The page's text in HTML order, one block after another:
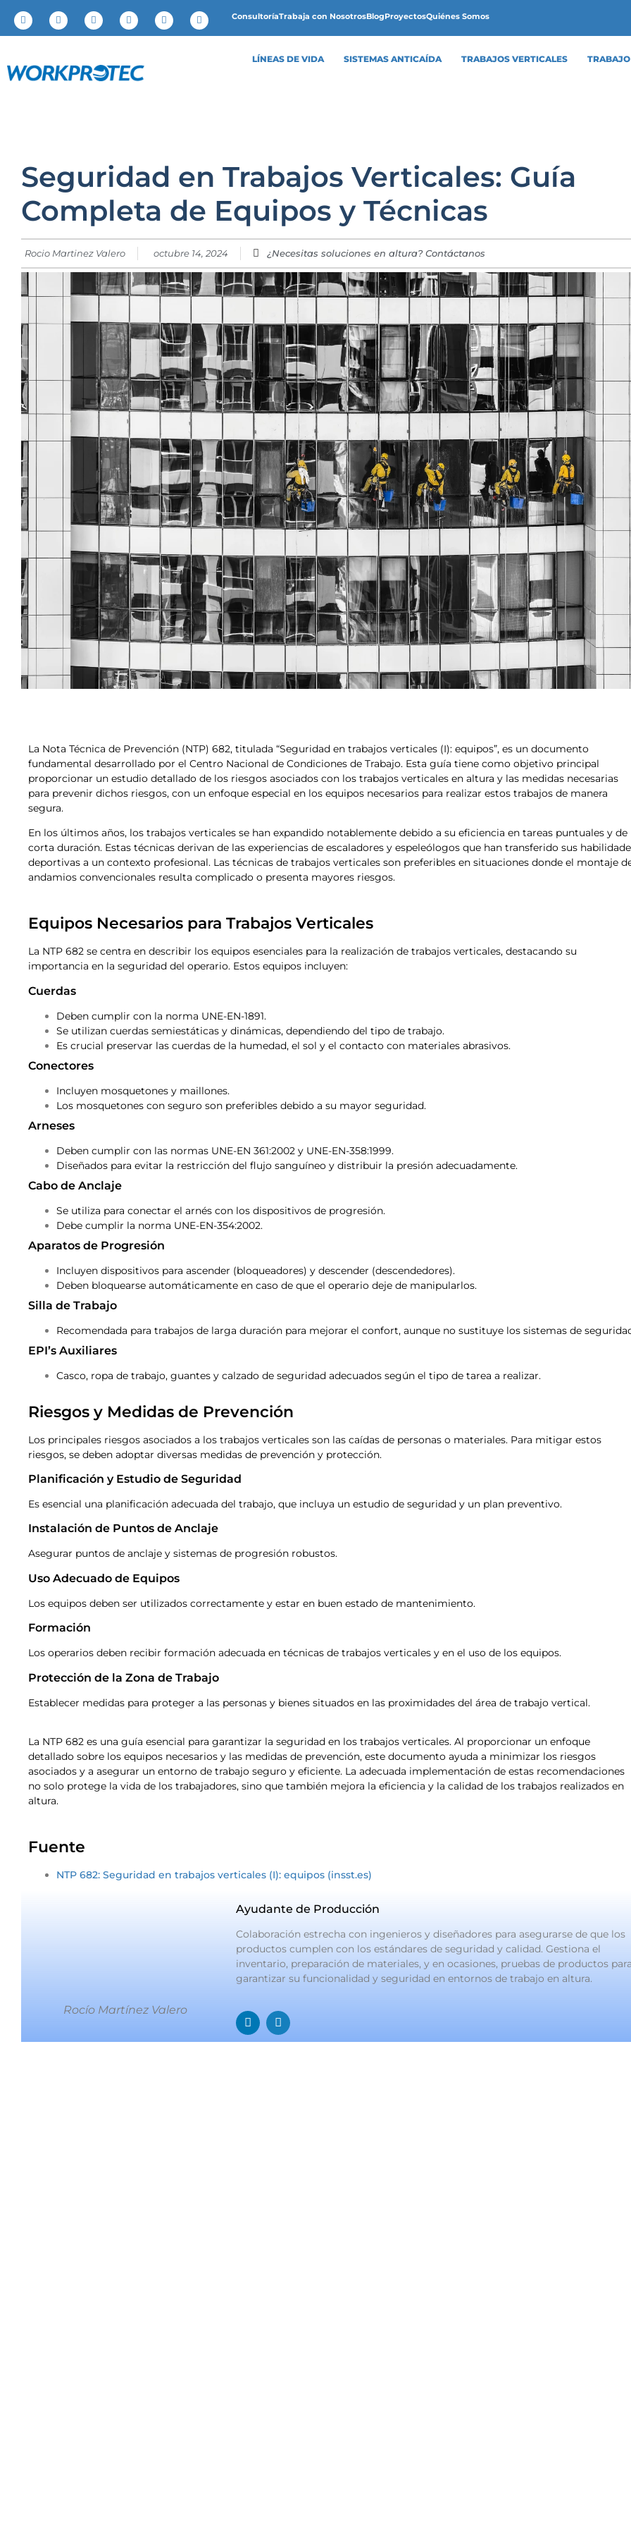
ConsultoríaTrabaja con NosotrosBlogProyectosQuiénes Somos
LÍNEAS DE VIDA SISTEMAS ANTICAÍDA TRABAJOS VERTICALES
Seguridad en Trabajos Verticales: Guía
Completa de Equipos y Técnicas
Rocio Martinez Valero octubre 14, 2024 ¿Necesitas soluciones en altura? Contáctanos
La Nota Técnica de Prevención (NTP) 682, titulada “Seguridad en trabajos verticales (I): equipos”, es un documento
fundamental desarrollado por el Centro Nacional de Condiciones de Trabajo. Esta guía tiene como objetivo principal
proporcionar un estudio detallado de los riesgos asociados con los trabajos verticales en altura y las medidas necesarias
para prevenir dichos riesgos, con un enfoque especial en los equipos necesarios para realizar estos trabajos de manera
segura.
En los últimos años, los trabajos verticales se han expandido notablemente debido a su eficiencia en tareas puntuales y de
corta duración. Estas técnicas derivan de las experiencias de escaladores y espeleólogos que han transferido sus
deportivas a un contexto profesional. Las técnicas de trabajos verticales son preferibles en situaciones donde el montaje
andamios convencionales resulta complicado o presenta mayores riesgos.
Equipos Necesarios para Trabajos Verticales
La NTP 682 se centra en describir los equipos esenciales para la realización de trabajos verticales, destacando su
importancia en la seguridad del operario. Estos equipos incluyen:
Cuerdas
Deben cumplir con la norma UNE-EN-1891.
Se utilizan cuerdas semiestáticas y dinámicas, dependiendo del tipo de trabajo.
Es crucial preservar las cuerdas de la humedad, el sol y el contacto con materiales abrasivos.
Conectores
Incluyen mosquetones y maillones.
Los mosquetones con seguro son preferibles debido a su mayor seguridad.
Arneses
Deben cumplir con las normas UNE-EN 361:2002 y UNE-EN-358:1999.
Diseñados para evitar la restricción del flujo sanguíneo y distribuir la presión adecuadamente.
Cabo de Anclaje
Se utiliza para conectar el arnés con los dispositivos de progresión.
Debe cumplir la norma UNE-EN-354:2002.
Aparatos de Progresión
Incluyen dispositivos para ascender (bloqueadores) y descender (descendedores).
Deben bloquearse automáticamente en caso de que el operario deje de manipularlos.
Silla de Trabajo
Recomendada para trabajos de larga duración para mejorar el confort, aunque no sustituye los sistemas de
EPI’s Auxiliares
Casco, ropa de trabajo, guantes y calzado de seguridad adecuados según el tipo de tarea a realizar.
Riesgos y Medidas de Prevención
Los principales riesgos asociados a los trabajos verticales son las caídas de personas o materiales. Para mitigar estos
riesgos, se deben adoptar diversas medidas de prevención y protección.
Planificación y Estudio de Seguridad
Es esencial una planificación adecuada del trabajo, que incluya un estudio de seguridad y un plan preventivo.
Instalación de Puntos de Anclaje
Asegurar puntos de anclaje y sistemas de progresión robustos.
Uso Adecuado de Equipos
Los equipos deben ser utilizados correctamente y estar en buen estado de mantenimiento.
Formación
Los operarios deben recibir formación adecuada en técnicas de trabajos verticales y en el uso de los equipos.
Protección de la Zona de Trabajo
Establecer medidas para proteger a las personas y bienes situados en las proximidades del área de trabajo vertical.
La NTP 682 es una guía esencial para garantizar la seguridad en los trabajos verticales. Al proporcionar un enfoque
detallado sobre los equipos necesarios y las medidas de prevención, este documento ayuda a minimizar los riesgos
asociados y a asegurar un entorno de trabajo seguro y eficiente. La adecuada implementación de estas recomendaciones
no solo protege la vida de los trabajadores, sino que también mejora la eficiencia y la calidad de los trabajos realizados en
altura.
Fuente
NTP 682: Seguridad en trabajos verticales (I): equipos (insst.es)
Rocío Martínez Valero
Ayudante de Producción
Colaboración estrecha con ingenieros y diseñadores para asegurarse de que los
productos cumplen con los estándares de seguridad y calidad. Gestiona el
inventario, preparación de materiales, y en ocasiones, pruebas de productos
garantizar su funcionalidad y seguridad en entornos de trabajo en altura.